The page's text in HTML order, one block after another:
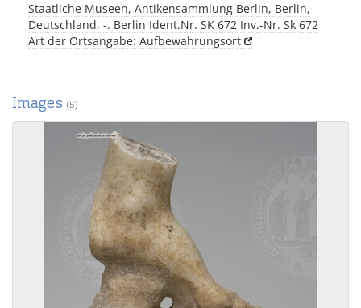
Staatliche Museen, Antikensammlung Berlin, Berlin,
Deutschland, -. Berlin Ident.Nr. SK 672 Inv.-Nr. Sk 672
Art der Ortsangabe: Aufbewahrungsort
Images (5)